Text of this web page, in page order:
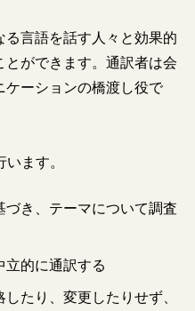
言語を話す人々と効果的
ができます。通訳者は会
ーションの橋渡し役で
ます。
き、テーマについて調査
的に通訳する
たり、変更したりせず、